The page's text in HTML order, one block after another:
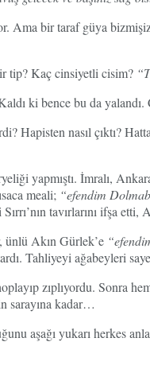
bir taraf güya
tip? Kaç cinsiyetli cisim?
ki bence bu da
Hapisten nasıl çıktı?
yapmıştı. İmralı,
meali; “efendim
tavırlarını ifşa
ünlü Akın Gürlek’e
Tahliyeyi ağabeyleri
zıplıyordu. Sonra
sarayına kadar…
aşağı yukarı herkes